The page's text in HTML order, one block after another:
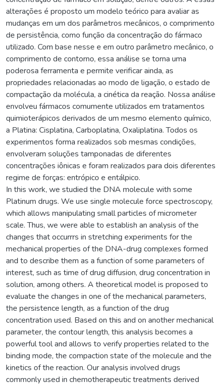
alterações é proposto um modelo teórico para avaliar as
mudanças em um dos parâmetros mecânicos, o comprimento
de persistência, como função da concentração do fármaco
utilizado. Com base nesse e em outro parâmetro mecânico, o
comprimento de contorno, essa análise se torna uma
poderosa ferramenta e permite verificar ainda, as
propriedades relacionadas ao modo de ligação, o estado de
compactação da molécula, a cinética da reação. Nossa análise
envolveu fármacos comumente utilizados em tratamentos
quimioterápicos derivados de um mesmo elemento químico,
a Platina: Cisplatina, Carboplatina, Oxaliplatina. Todos os
experimentos forma realizados sob mesmas condições,
envolveram soluções tamponadas de diferentes
concentrações iônicas e foram realizados para dois diferentes
regime de forças: entrópico e entálpico.
In this work, we studied the DNA molecule with some
Platinum drugs. We use single molecule force spectroscopy,
which allows manipulating small particles of micrometer
scale. Thus, we were able to establish an analysis of the
changes that occurrrs in stretching experiments for the
mechanical properties of the DNA-drug complexes formed
and to describe them as a function of some parameters of
interest, such as time of drug diffusion, drug concentration in
solution, among others. A theoretical model is proposed to
evaluate the changes in one of the mechanical parameters,
the persistence length, as a function of the drug
concentration used. Based on this and on another mechanical
parameter, the contour length, this analysis becomes a
powerful tool and allows to verify properties related to the
binding mode, the compaction state of the molecule and the
kinetics of the reaction. Our analysis involved drugs
commonly used in chemotherapeutic treatments derived